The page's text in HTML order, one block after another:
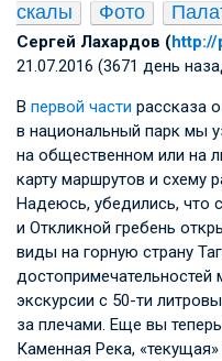
скалы
Фото
Сергей Лахардов (http://
21.07.2016 (3671 день
В первой части рассказа
в национальный парк мы
на общественном или на
карту маршрутов и схему
Надеюсь, убедились, что
и Откликной гребень
виды на горную страну
экскурсии с 50-ти
за плечами. Еще вы
Каменная Река,